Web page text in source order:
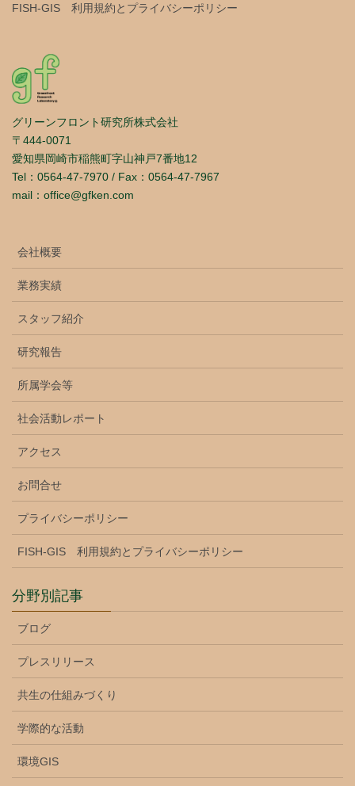
FISH-GIS 利用規約とプライバシーポリシー
グリーンフロント研究所株式会社
〒444-0071
愛知県岡崎市稲熊町字山神戸7番地12
Tel：0564-47-7970 / Fax：0564-47-7967
mail：office@gfken.com
会社概要
業務実績
スタッフ紹介
研究報告
所属学会等
社会活動レポート
アクセス
お問合せ
プライバシーポリシー
FISH-GIS 利用規約とプライバシーポリシー
分野別記事
ブログ
プレスリリース
共生の仕組みづくり
学際的な活動
環境GIS